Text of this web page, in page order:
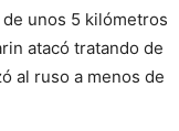
unos 5 kilómetros
atacó tratando de
al ruso a menos de